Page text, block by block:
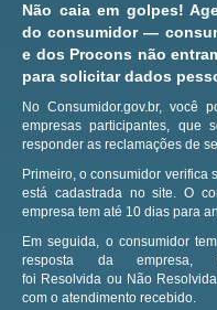
Não caia em golpes!
do consumidor —
e dos Procons não
para solicitar dados
No Consumidor.gov.br, você
empresas participantes, que
responder as reclamações de
Primeiro, o consumidor verifica
está cadastrada no site.O
empresa tem até 10 dias para
Em seguida, o consumidor
resposta da empresa,
foi Resolvida ou Não
com o atendimento recebido.